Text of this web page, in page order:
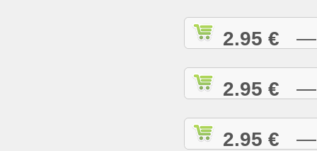
2.95 € —
2.95 € —
2.95 € —